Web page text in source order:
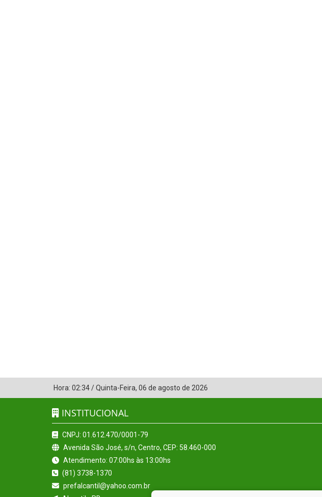
Hora: 02:34/Quinta-Feira, 06 de agosto de 2026
INSTITUCIONAL
CNPJ: 01.612.470/0001-79
Avenida São José, s/n, Centro, CEP: 58.460-000
Atendimento: 07:00hs às 13:00hs
(81) 3738-1370
prefalcantil@yahoo.com.br